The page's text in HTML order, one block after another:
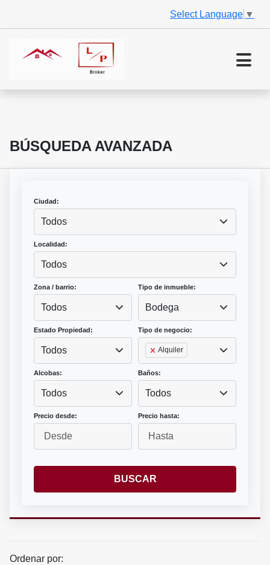
Select Language ▼
BÚSQUEDA AVANZADA
Ciudad:
Todos
Localidad:
Todos
Zona / barrio:
Todos
Tipo de inmueble:
Bodega
Estado Propiedad:
Todos
Tipo de negocio:
Alquiler
Alcobas:
Todos
Baños:
Todos
Precio desde: Precio hasta:
BUSCAR
Ordenar por: